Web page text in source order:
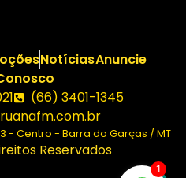
NotíciasAnuncie
(66) 3401-1345
- Centro - Barra do Garças / MT
Reservados
1